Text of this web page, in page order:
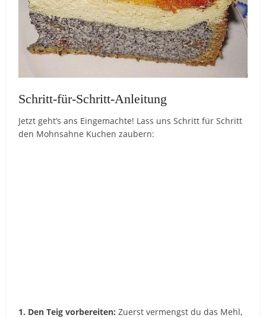
Schritt-für-Schritt-Anleitung
Jetzt geht’s ans Eingemachte! Lass uns Schritt für Schritt
den Mohnsahne Kuchen zaubern:
1. Den Teig vorbereiten: Zuerst vermengst du das Mehl,